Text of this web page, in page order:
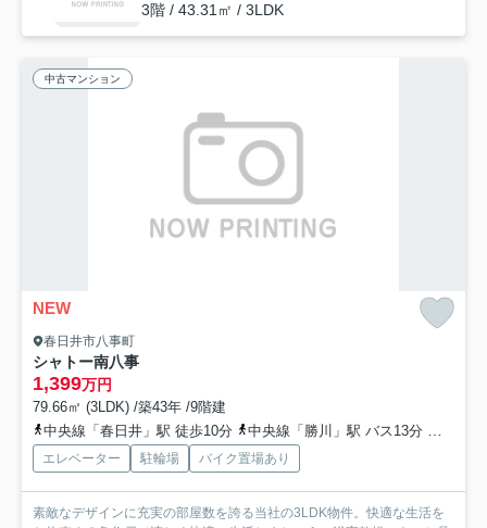
3階 / 43.31㎡ / 3LDK
中古マンション
NEW
春日井市八事町
シャトー南八事
1,399万円
79.66㎡ (3LDK) /築43年 /9階建
中央線「春日井」駅 徒歩10分
中央線「勝川」駅 バス13分 名鉄バス「鳥居松」 停歩7分
エレベーター 駐輪場 バイク置場あり
素敵なデザインに充実の部屋数を誇る当社の3LDK物件。快適な生活を